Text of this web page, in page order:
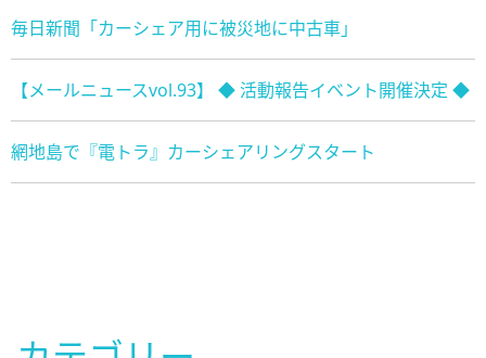
毎日新聞「カーシェア用に被災地に中古車」
【メールニュースvol.93】 ◆ 活動報告イベント開催決定 ◆
網地島で『電トラ』カーシェアリングスタート